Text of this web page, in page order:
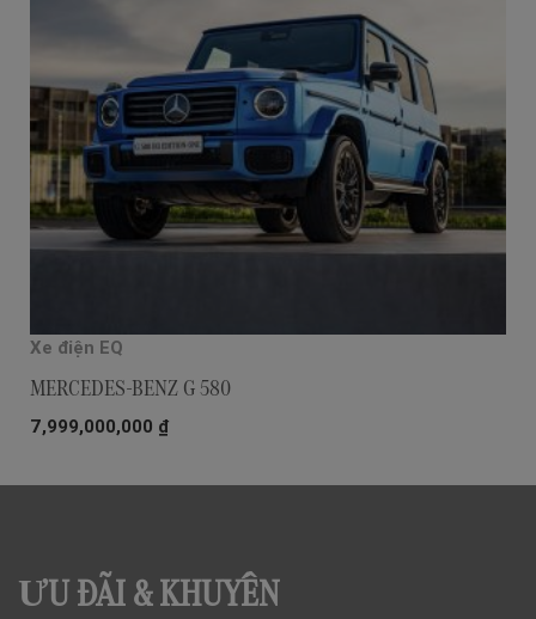
Xe điện EQ
MERCEDES-BENZ G 580
7,999,000,000 ₫
ƯU ĐÃI & KHUYẾN